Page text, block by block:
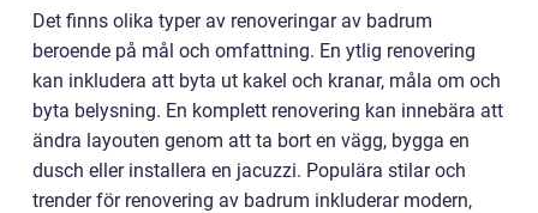
Det finns olika typer av renoveringar av badrum
beroende på mål och omfattning. En ytlig renovering
kan inkludera att byta ut kakel och kranar, måla om och
byta belysning. En komplett renovering kan innebära att
ändra layouten genom att ta bort en vägg, bygga en
dusch eller installera en jacuzzi. Populära stilar och
trender för renovering av badrum inkluderar modern,